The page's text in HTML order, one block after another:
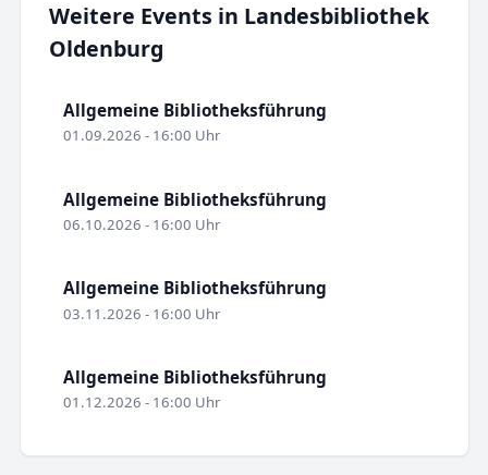
Weitere Events in Landesbibliothek
Oldenburg
Allgemeine Bibliotheksführung
01.09.2026 - 16:00 Uhr
Allgemeine Bibliotheksführung
06.10.2026 - 16:00 Uhr
Allgemeine Bibliotheksführung
03.11.2026 - 16:00 Uhr
Allgemeine Bibliotheksführung
01.12.2026 - 16:00 Uhr